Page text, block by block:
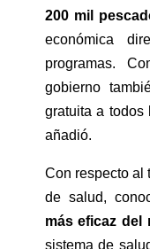
200 mil
económica
programas.
gobierno
gratuita a todos
añadió.
Con respecto al
de salud,
más eficaz del
sistema de